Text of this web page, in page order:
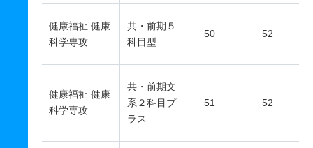
健康福祉 健康
科学専攻
共・前期５
科目型
50 52
健康福祉 健康
科学専攻
共・前期文
系２科目プ
ラス
51 52